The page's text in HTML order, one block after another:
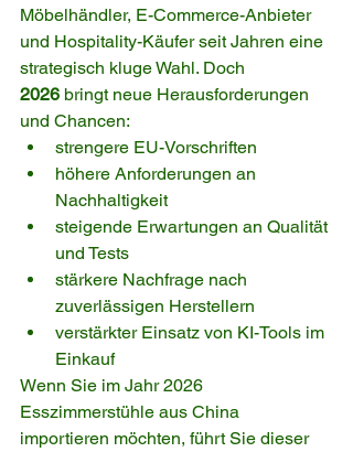
Möbelhändler, E-Commerce-Anbieter
und Hospitality-Käufer seit Jahren eine
strategisch kluge Wahl. Doch
2026 bringt neue Herausforderungen
und Chancen:
strengere EU-Vorschriften
höhere Anforderungen an
Nachhaltigkeit
steigende Erwartungen an Qualität
und Tests
stärkere Nachfrage nach
zuverlässigen Herstellern
verstärkter Einsatz von KI-Tools im
Einkauf
Wenn Sie im Jahr 2026
Esszimmerstühle aus China
importieren möchten, führt Sie dieser